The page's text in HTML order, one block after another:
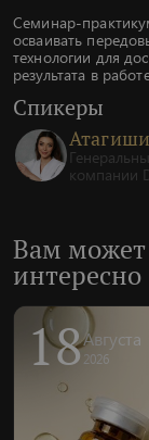
Семинар-
осваивать
технологии для
результата в
Спикеры
компании
Вам
интересно
18Августа
2026